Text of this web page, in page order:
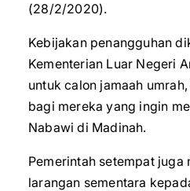
(28/2/2020).
Kebijakan penangguhan
Kementerian Luar Negeri
untuk calon jamaah
bagi mereka yang ingin
Nabawi di Madinah.
Pemerintah setempat juga
larangan sementara